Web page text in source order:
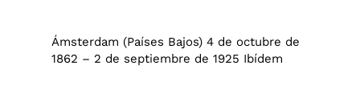
Ámsterdam (Países Bajos) 4 de octubre de
1862 – 2 de septiembre de 1925 Ibídem